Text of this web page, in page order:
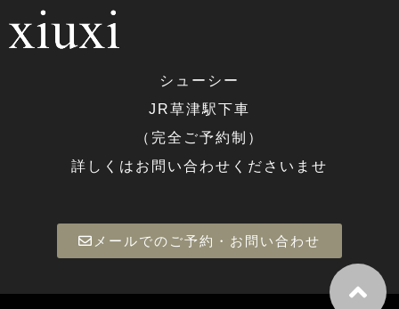
シューシー
JR草津駅下車
（完全ご予約制）
詳しくはお問い合わせくださいませ
メールでのご予約・お問い合わせ